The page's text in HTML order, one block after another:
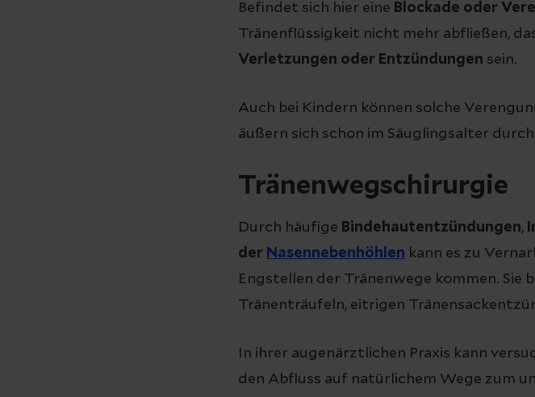
Befindet sich hier eine Blockade oder
Tränenflüssigkeit nicht mehr abfließen,
Verletzungen oder Entzündungen sein.
Auch bei Kindern können solche
äußern sich schon im Säuglingsalter
Tränenwegschirurgie
Durch häufige Bindehautentzündungen,
der Nasennebenhöhlen kann es zu
Engstellen der Tränenwege kommen. Sie
Tränenträufeln, eitrigen
In ihrer augenärztlichen Praxis kann
den Abfluss auf natürlichem Wege zum